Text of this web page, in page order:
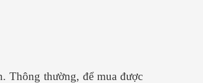
Thông thường, để mua được